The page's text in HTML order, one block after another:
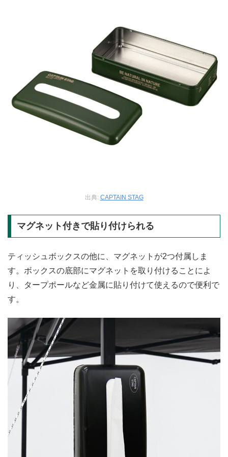
出典: CAPTAIN STAG
マグネット付きで貼り付けられる
ティッシュボックスの他に、マグネットが2つ付属しま
す。ボックスの底部にマグネットを取り付けることによ
り、タープポールなど金属に貼り付けて使えるので便利で
す。